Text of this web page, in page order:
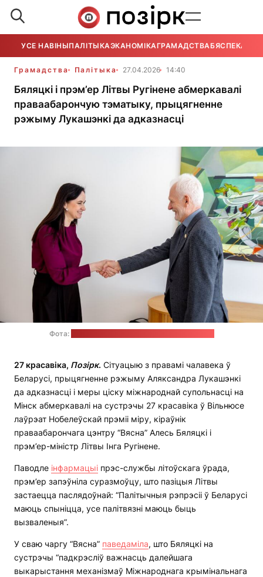
УСЕ НАВІНЫПАЛІТЫКАЭКАНОМІКАГРАМАДСТВАБЯСПЕКА
Грамадства Палітыка 27.04.2026 14:40
Бяляцкі і прэм’ер Літвы Ругінене абмеркавалі
праваабарончую тэматыку, прыцягненне
рэжыму Лукашэнкі да адказнасці
Фота:
27 красавіка, Позірк. Сітуацыю з правамі чалавека ў
Беларусі, прыцягненне рэжыму Аляксандра Лукашэнкі
да адказнасці і меры ціску міжнароднай супольнасці на
Мінск абмеркавалі на сустрэчы 27 красавіка ў Вільнюсе
лаўрэат Нобелеўскай прэміі міру, кіраўнік
праваабарончага цэнтру “Вясна” Алесь Бяляцкі і
прэм’ер-міністр Літвы Інга Ругінене.
Паводле інфармацыі прэс-службы літоўскага ўрада,
прэм’ер запэўніла суразмоўцу, што пазіцыя Літвы
застаецца паслядоўнай: “Палітычныя рэпрэсіі ў Беларусі
маюць спыніцца, усе палітвязні маюць быць
вызваленыя”.
У сваю чаргу “Вясна” паведаміла, што Бяляцкі на
сустрэчы “падкрэсліў важнасць далейшага
выкарыстання механізмаў Міжнароднага крымінальнага